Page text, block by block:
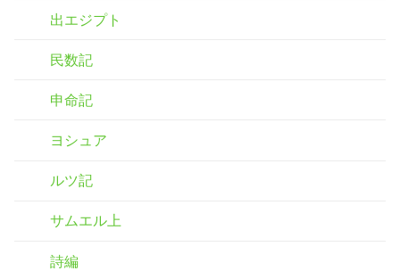
出エジプト
民数記
申命記
ヨシュア
ルツ記
サムエル上
詩編